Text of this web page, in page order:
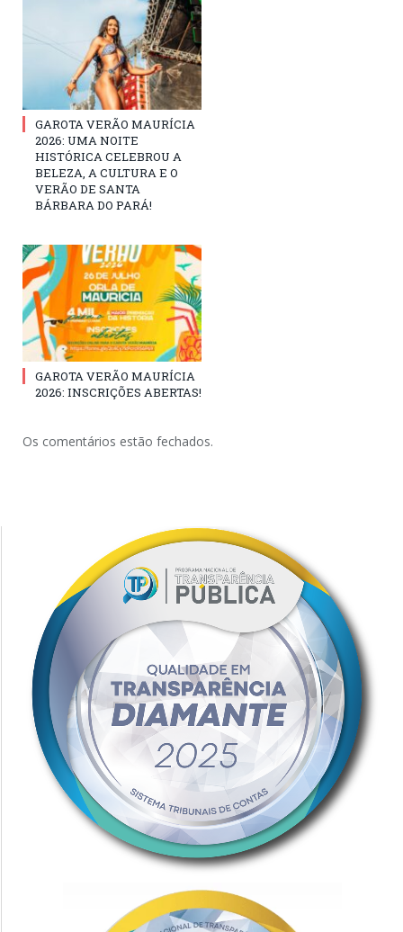
GAROTA VERÃO MAURÍCIA
2026: UMA NOITE
HISTÓRICA CELEBROU A
BELEZA, A CULTURA E O
VERÃO DE SANTA
BÁRBARA DO PARÁ!
GAROTA VERÃO MAURÍCIA
2026: INSCRIÇÕES ABERTAS!
Os comentários estão fechados.